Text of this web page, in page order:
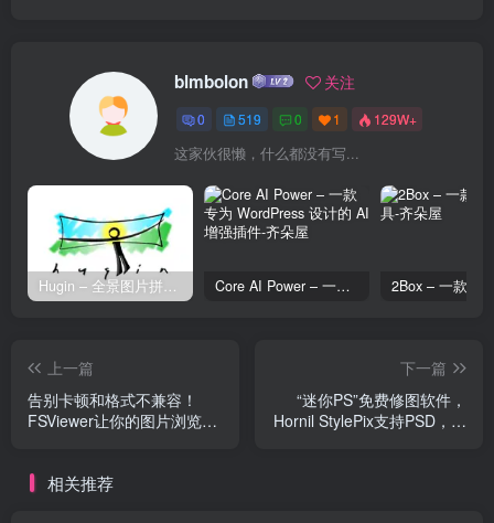
blmbolon 关注
0 519 0 1 129W+
这家伙很懒，什么都没有写...
Hugin – 全景图片拼接工具 Core AI Power – 一款专为 WordPress 设计的 AI 增强插件
上一篇
告别卡顿和格式不兼容！
FSViewer让你的图片浏览体
下一篇
“迷你PS”免费修图软件，
Hornil StylePix支持PSD，自
相关推荐